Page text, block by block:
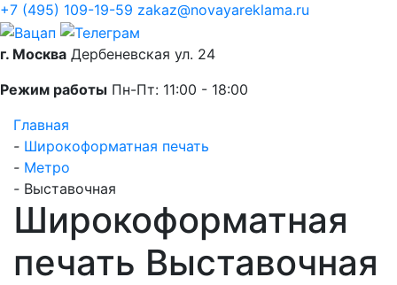
+7 (495) 109-19-59 zakaz@novayareklama.ru
г. Москва Дербеневская ул. 24
Режим работы Пн-Пт: 11:00 - 18:00
Главная
- Широкоформатная печать
- Метро
- Выставочная
Широкоформатная
печать Выставочная